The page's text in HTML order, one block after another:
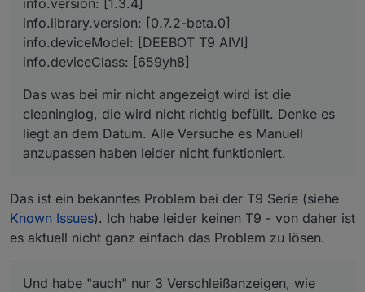
musste dann aber ein Backup einspielen wo die Ansicht
fehlte.
info.library.version: [0.7.2-beta.0]
info.deviceModel: [DEEBOT T9 AIVI]
info.deviceClass: [659yh8]
Das was bei mir nicht angezeigt wird ist die
cleaninglog, die wird nicht richtig befüllt. Denke es
liegt an dem Datum. Alle Versuche es Manuell
anzupassen haben leider nicht funktioniert.
Das ist ein bekanntes Problem bei der T9 Serie (siehe
Known Issues). Ich habe leider keinen T9 - von daher ist
es aktuell nicht ganz einfach das Problem zu lösen.
Und habe "auch" nur 3 Verschleißanzeigen, wie